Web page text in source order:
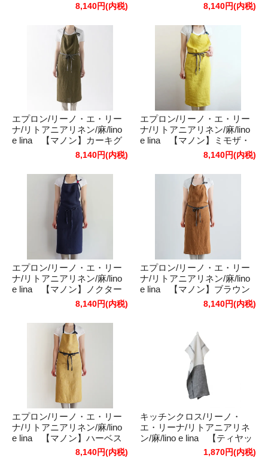
8,140円(内税) 8,140円(内税)
エプロン/リーノ・エ・リー
ナ/リトアニアリネン/麻/lino
e lina 【マノン】カーキグ
8,140円(内税)
エプロン/リーノ・エ・リー
ナ/リトアニアリネン/麻/lino
e lina 【マノン】ミモザ・
ブルーパヴォーネ8,140円(内税)
エプロン/リーノ・エ・リー
ナ/リトアニアリネン/麻/lino
e lina 【マノン】ノクター
8,140円(内税)
エプロン/リーノ・エ・リー
ナ/リトアニアリネン/麻/lino
e lina 【マノン】ブラウン
8,140円(内税)
エプロン/リーノ・エ・リー
ナ/リトアニアリネン/麻/lino
e lina 【マノン】ハーベス
8,140円(内税)
キッチンクロス/リーノ・
エ・リーナ/リトアニアリネ
ン/麻/lino e lina 【ティヤッ
ク】ダークブルー1,870円(内税)